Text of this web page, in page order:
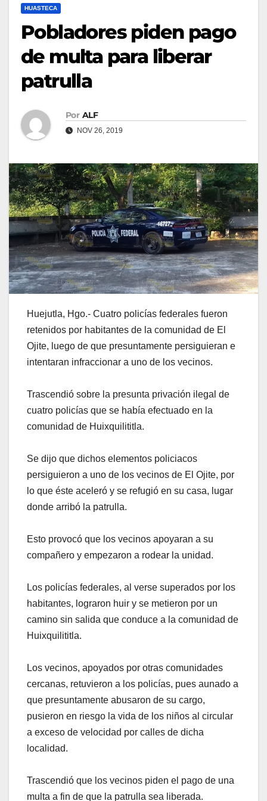
HUASTECA
Pobladores piden pago
de multa para liberar
patrulla
Por ALF
NOV 26, 2019
Huejutla, Hgo.- Cuatro policías federales fueron
retenidos por habitantes de la comunidad de El
Ojite, luego de que presuntamente persiguieran e
intentaran infraccionar a uno de los vecinos.
Trascendió sobre la presunta privación ilegal de
cuatro policías que se había efectuado en la
comunidad de Huixquilititla.
Se dijo que dichos elementos policiacos
persiguieron a uno de los vecinos de El Ojite, por
lo que éste aceleró y se refugió en su casa, lugar
donde arribó la patrulla.
Esto provocó que los vecinos apoyaran a su
compañero y empezaron a rodear la unidad.
Los policías federales, al verse superados por los
habitantes, lograron huir y se metieron por un
camino sin salida que conduce a la comunidad de
Huixquilititla.
Los vecinos, apoyados por otras comunidades
cercanas, retuvieron a los policías, pues aunado a
que presuntamente abusaron de su cargo,
pusieron en riesgo la vida de los niños al circular
a exceso de velocidad por calles de dicha
localidad.
Trascendió que los vecinos piden el pago de una
multa a fin de que la patrulla sea liberada.